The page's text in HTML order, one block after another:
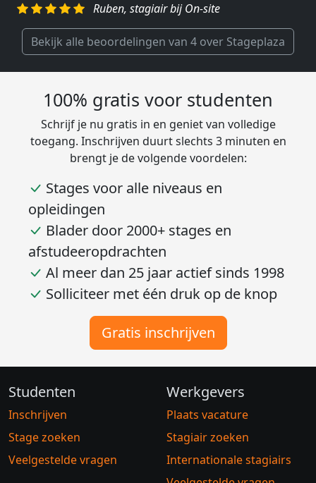
Ruben, stagiair bij On-site
Charlotte, Market Segmentation
Researcher bij Genalice
Bekijk alle beoordelingen van 4 over Stageplaza
100% gratis voor studenten
Schrijf je nu gratis in en geniet van volledige
toegang. Inschrijven duurt slechts 3 minuten en
Stages voor alle niveaus en
opleidingen
Blader door 2000+ stages en
afstudeeropdrachten
Al meer dan 25 jaar actief sinds 1998
Gratis inschrijven
Studenten
Inschrijven
Stage zoeken
Werkgevers
Plaats vacature
Stagiair zoeken
Internationale stagiairs